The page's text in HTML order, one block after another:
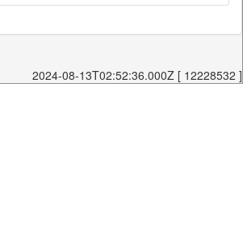
2024-08-13T02:52:36.000Z [ 12228532 ]